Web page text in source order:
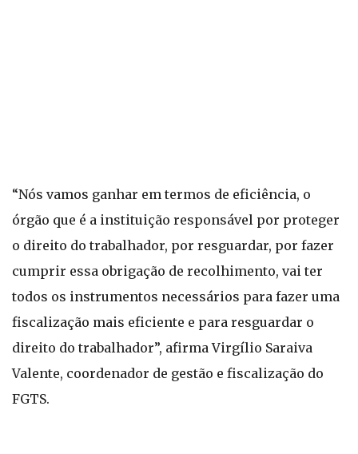
“Nós vamos ganhar em termos de eficiência, o
órgão que é a instituição responsável por proteger
o direito do trabalhador, por resguardar, por fazer
cumprir essa obrigação de recolhimento, vai ter
todos os instrumentos necessários para fazer uma
fiscalização mais eficiente e para resguardar o
direito do trabalhador”, afirma Virgílio Saraiva
Valente, coordenador de gestão e fiscalização do
FGTS.